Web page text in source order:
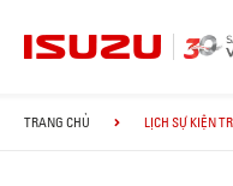
TRANG CHỦ LỊCH SỰ KIỆN